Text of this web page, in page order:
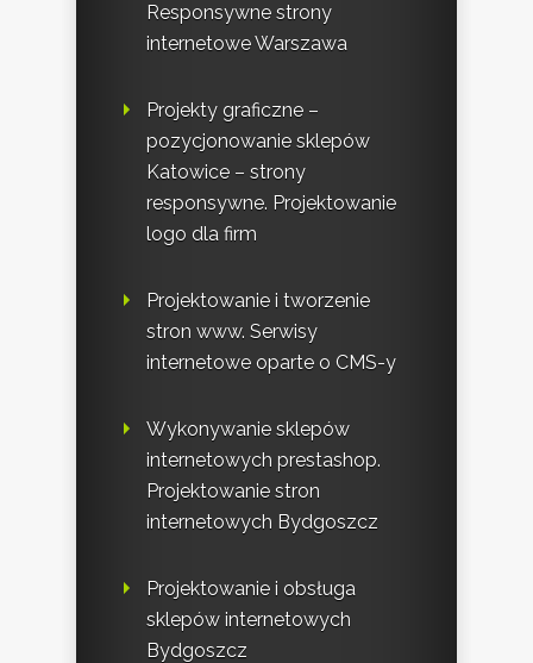
Responsywne strony
internetowe Warszawa
Projekty graficzne –
pozycjonowanie sklepów
Katowice – strony
responsywne. Projektowanie
logo dla firm
Projektowanie i tworzenie
stron www. Serwisy
internetowe oparte o CMS-y
Wykonywanie sklepów
internetowych prestashop.
Projektowanie stron
internetowych Bydgoszcz
Projektowanie i obsługa
sklepów internetowych
Bydgoszcz